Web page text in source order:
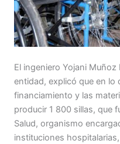
El ingeniero Yojani
entidad, explicó que en lo
financiamiento y las
producir 1 800 sillas, que
Salud, organismo
instituciones